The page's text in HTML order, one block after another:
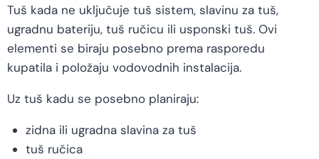
Tuš kada ne uključuje tuš sistem, slavinu za tuš,
ugradnu bateriju, tuš ručicu ili usponski tuš. Ovi
elementi se biraju posebno prema rasporedu
kupatila i položaju vodovodnih instalacija.
Uz tuš kadu se posebno planiraju:
zidna ili ugradna slavina za tuš
tuš ručica